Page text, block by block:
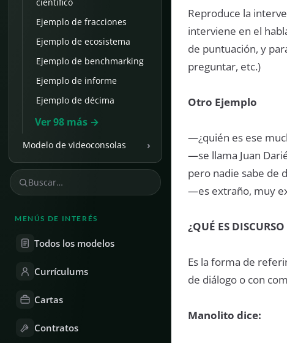
Ejemplo de fracciones
Ejemplo de ecosistema
Ejemplo de benchmarking
Ejemplo de informe
Ejemplo de décima
Ver 98 más →
Modelo de videoconsolas ›
MENÚS DE INTERÉS
Todos los modelos
Currículums
Cartas
Contratos
Reproduce la
interviene en el
de puntuación, y
preguntar, etc.)
Otro Ejemplo
—¿quién es ese
—se llama Juan
pero nadie sabe de
—es extraño, muy
¿QUÉ ES
Es la forma de
de diálogo o con
Manolito dice: